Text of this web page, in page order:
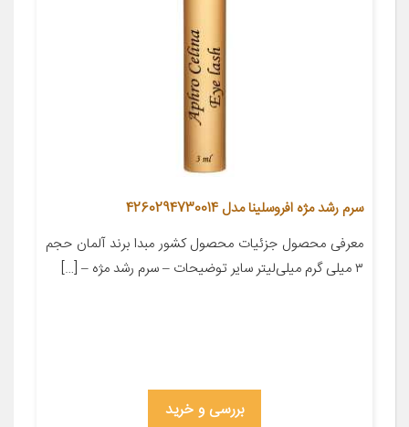
سرم رشد مژه افروسلینا مدل 4260294730014
معرفی محصول جزئیات محصول کشور مبدا برند آلمان حجم
۳ میلی گرم میلی‌لیتر سایر توضیحات – سرم رشد مژه – […]
بررسی و خرید